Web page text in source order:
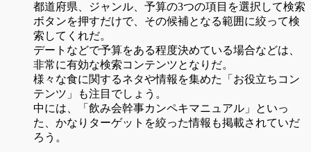
都道府県、ジャンル、予算の3つの項目を選択して検索
ボタンを押すだけで、その候補となる範囲に絞って検
索してくれだ。
デートなどで予算をある程度決めている場合などは、
非常に有効な検索コンテンツとなりだ。
様々な食に関するネタや情報を集めた「お役立ちコン
テンツ」も注目でしょう。
中には、「飲み会幹事カンペキマニュアル」といっ
た、かなりターゲットを絞った情報も掲載されていだ
ろう。